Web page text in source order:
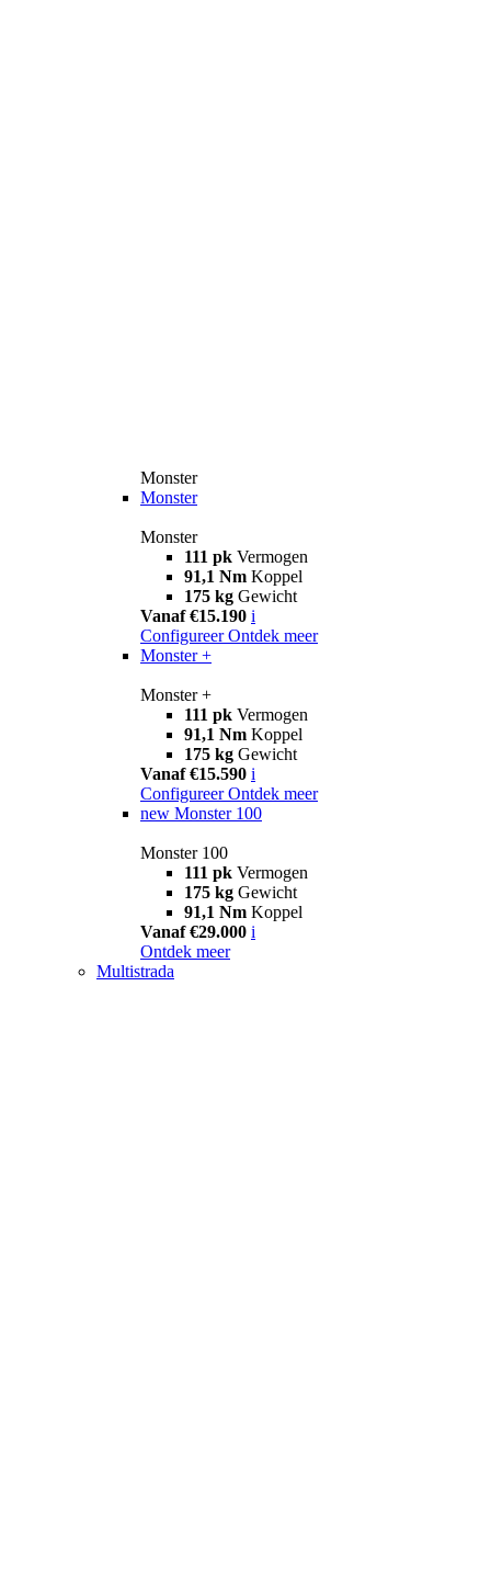
Monster
Monster
Monster
111 pk Vermogen
91,1 Nm Koppel
175 kg Gewicht
Vanaf €15.190 i
Configureer Ontdek meer
Monster +
Monster +
111 pk Vermogen
91,1 Nm Koppel
175 kg Gewicht
Vanaf €15.590 i
Configureer Ontdek meer
new Monster 100
Monster 100
111 pk Vermogen
175 kg Gewicht
91,1 Nm Koppel
Vanaf €29.000 i
Ontdek meer
Multistrada